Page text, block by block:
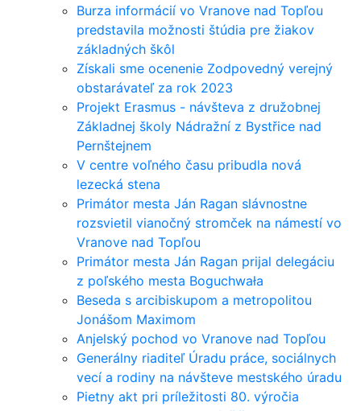
Burza informácií vo Vranove nad Topľou
predstavila možnosti štúdia pre žiakov
základných škôl
Získali sme ocenenie Zodpovedný verejný
obstarávateľ za rok 2023
Projekt Erasmus - návšteva z družobnej
Základnej školy Nádražní z Bystřice nad
Pernštejnem
V centre voľného času pribudla nová
lezecká stena
Primátor mesta Ján Ragan slávnostne
rozsvietil vianočný stromček na námestí vo
Vranove nad Topľou
Primátor mesta Ján Ragan prijal delegáciu
z poľského mesta Boguchwała
Beseda s arcibiskupom a metropolitou
Jonášom Maximom
Anjelský pochod vo Vranove nad Topľou
Generálny riaditeľ Úradu práce, sociálnych
vecí a rodiny na návšteve mestského úradu
Pietny akt pri príležitosti 80. výročia